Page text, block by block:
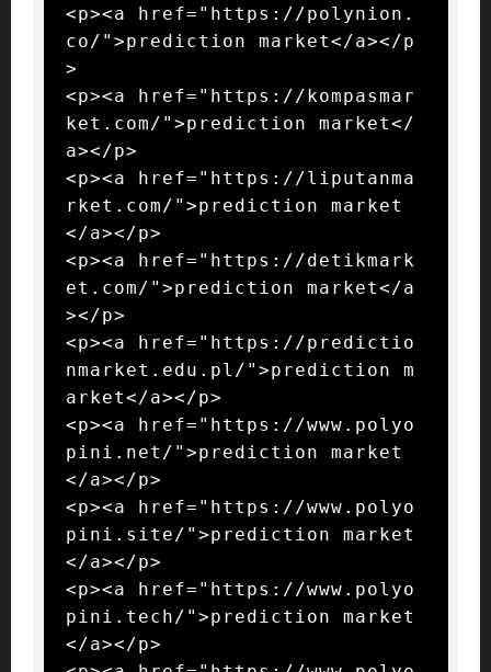
<p><a href="https://polynion.
co/">prediction market</a></p
>
<p><a href="https://kompasmar
ket.com/">prediction market</
a></p>
<p><a href="https://liputanma
rket.com/">prediction market
</a></p>
<p><a href="https://detikmark
et.com/">prediction market</a
></p>
<p><a href="https://predictio
nmarket.edu.pl/">prediction m
arket</a></p>
<p><a href="https://www.polyo
pini.net/">prediction market
</a></p>
<p><a href="https://www.polyo
pini.site/">prediction market
</a></p>
<p><a href="https://www.polyo
pini.tech/">prediction market
</a></p>